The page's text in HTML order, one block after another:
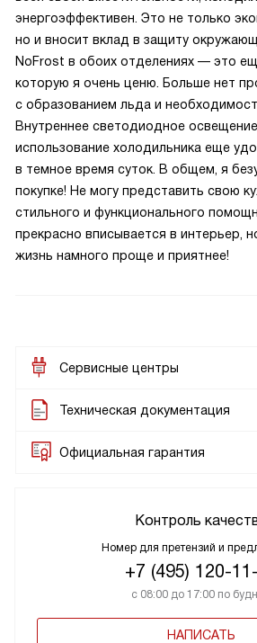
энергоэффективен. Это не только
но и вносит вклад в защиту
NoFrost в обоих отделениях — это
которую я очень ценю. Больше нет
с образованием льда и
Внутреннее светодиодное
использование холодильника еще
в темное время суток. В общем, я
покупке! Не могу представить свою
стильного и функционального
прекрасно вписывается в интерьер,
жизнь намного проще и приятнее!
Сервисные центры
Техническая документация
Официальная гарантия
Контроль
Номер для претензий и
+7 (495) 120-
с 08:00 до 17:00 по
НАПИСАТЬ